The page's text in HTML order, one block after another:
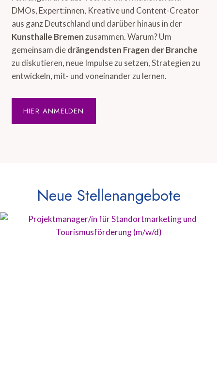
DMOs, Expert:innen, Kreative und Content-Creator
aus ganz Deutschland und darüber hinaus in der
Kunsthalle Bremen zusammen. Warum? Um
gemeinsam diedrängendsten Fragen der Branche
zu diskutieren, neue Impulse zu setzen, Strategien zu
entwickeln, mit- und voneinander zu lernen.
HIER ANMELDEN
Neue Stellenangebote